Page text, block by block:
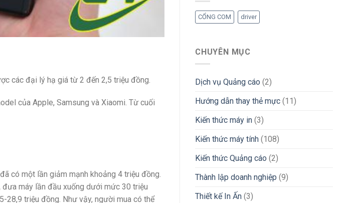
các đại lý hạ giá từ 2 đến 2,5 triệu đồng.
của Apple, Samsung và Xiaomi. Từ cuối
có một lần giảm mạnh khoảng 4 triệu đồng.
máy lần đầu xuống dưới mức 30 triệu
28,9 triệu đồng. Như vậy, người mua có thể
CỔNG COM driver
CHUYÊN MỤC
Dịch vụ Quảng cáo (2)
Hướng dẫn thay thẻ mực (11)
Kiến thức máy in (3)
Kiến thức máy tính (108)
Kiến thức Quảng cáo (2)
Thành lập doanh nghiệp (9)
Thiết kế In Ấn (3)